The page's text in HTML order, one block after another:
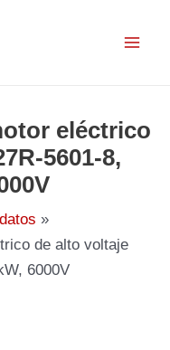
eléctrico
5601-8,
de alto voltaje
6000V